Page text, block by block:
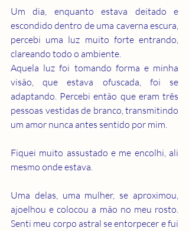
Um dia, enquanto estava deitado e
escondido dentro de uma caverna escura,
percebi uma luz muito forte entrando,
clareando todo o ambiente.
Aquela luz foi tomando forma e minha
visão, que estava ofuscada, foi se
adaptando. Percebi então que eram três
pessoas vestidas de branco, transmitindo
um amor nunca antes sentido por mim.
Fiquei muito assustado e me encolhi, ali
mesmo onde estava.
Uma delas, uma mulher, se aproximou,
ajoelhou e colocou a mão no meu rosto.
Senti meu corpo astral se entorpecer e fui